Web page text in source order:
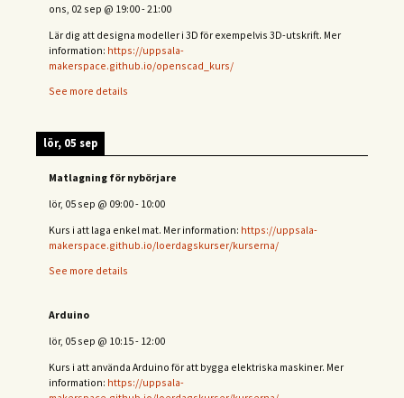
ons, 02 sep @ 19:00-21:00
Lär dig att designa modeller i 3D för exempelvis 3D-utskrift. Mer
information: https://uppsala-
makerspace.github.io/openscad_kurs/
See more details
lör, 05 sep
Matlagning för nybörjare
lör, 05 sep @ 09:00- 10:00
Kurs i att laga enkel mat. Mer information: https://uppsala-
makerspace.github.io/loerdagskurser/kurserna/
See more details
Arduino
lör, 05 sep @ 10:15- 12:00
Kurs i att använda Arduino för att bygga elektriska maskiner. Mer
information: https://uppsala-